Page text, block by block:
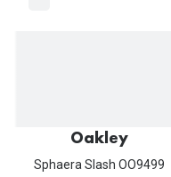
Oakley
Sphaera Slash OO9499